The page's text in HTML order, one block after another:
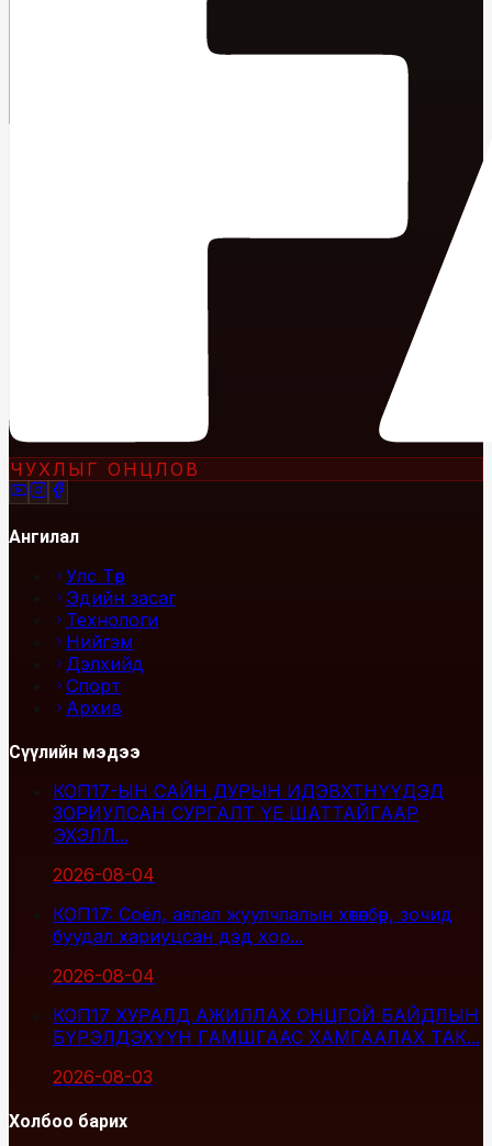
ЧУХЛЫГ ОНЦЛОВ
Ангилал
Улс Төр
Эдийн засаг
Технологи
Нийгэм
Дэлхийд
Спорт
Архив
Сүүлийн мэдээ
КОП17-ЫН САЙН ДУРЫН ИДЭВХТНҮҮДЭД
ЗОРИУЛСАН СУРГАЛТ ҮЕ ШАТТАЙГААР
ЭХЭЛЛ...
2026-08-04
КОП17: Соёл, аялал жуулчлалын хөтөлбөр, зочид
буудал хариуцсан дэд хор...
2026-08-04
КОП17 ХУРАЛД АЖИЛЛАХ ОНЦГОЙ БАЙДЛЫН
БҮРЭЛДЭХҮҮН ГАМШГААС ХАМГААЛАХ ТАК...
2026-08-03
Холбоо барих